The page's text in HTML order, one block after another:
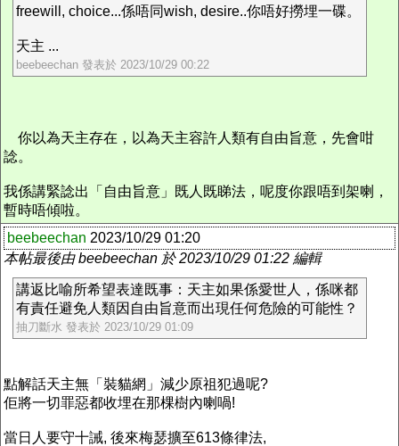
freewill, choice...係唔同wish, desire..你唔好撈埋一碟。
天主 ...
beebeechan 發表於 2023/10/29 00:22
你以為天主存在，以為天主容許人類有自由旨意，先會咁
諗。
我係講緊諗出「自由旨意」既人既睇法，呢度你跟唔到架喇，
暫時唔傾啦。
beebeechan 2023/10/29 01:20
本帖最後由 beebeechan 於 2023/10/29 01:22 編輯
講返比喻所希望表達既事：天主如果係愛世人，係咪都
有責任避免人類因自由旨意而出現任何危險的可能性？
抽刀斷水 發表於 2023/10/29 01:09
點解話天主無「裝貓網」減少原祖犯過呢?
佢將一切罪惡都收埋在那棵樹內喇喎!
當日人要守十誡, 後來梅瑟擴至613條律法,